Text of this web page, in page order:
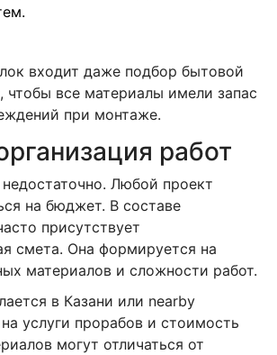
входит даже подбор бытовой
чтобы все материалы имели запас
при монтаже.
работ
Любой проект
на бюджет. В составе
присутствует
смета. Она формируется на
материалов и сложности работ.
в Казани или nearby
услуги прорабов и стоимость
могут отличаться от